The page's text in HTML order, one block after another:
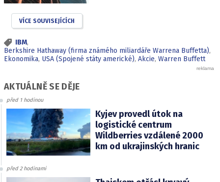
VÍCE SOUVISEJÍCÍCH
IBM,
Berkshire Hathaway (firma známého miliardáře Warrena Buffetta),
Ekonomika, USA (Spojené státy americké), Akcie, Warren Buffett
AKTUÁLNĚ SE DĚJE
před 1 hodinou
Kyjev provedl útok na
logistické centrum
Wildberries vzdálené 2000
km od ukrajinských hranic
před 2 hodinami